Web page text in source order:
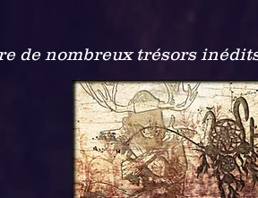
de nombreux trésors